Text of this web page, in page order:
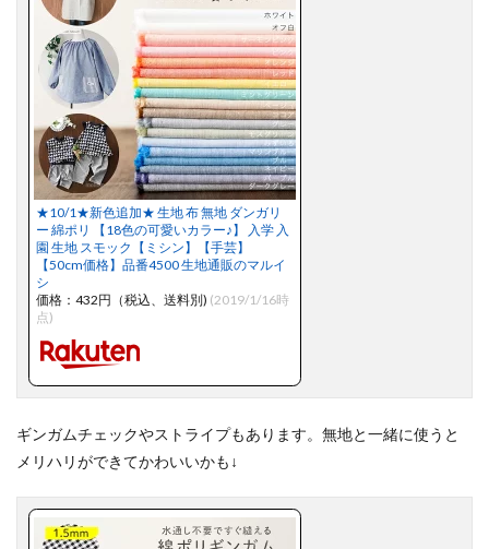
★10/1★新色追加★ 生地 布 無地 ダンガリ
ー 綿ポリ 【18色の可愛いカラー♪】 入学 入
園 生地 スモック【ミシン】【手芸】
【50cm価格】品番4500 生地通販のマルイ
シ
価格：432円（税込、送料別) (2019/1/16時
点)
ギンガムチェックやストライプもあります。無地と一緒に使うと
メリハリができてかわいいかも↓